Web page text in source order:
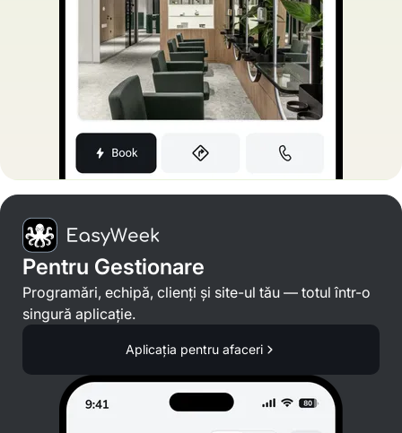
Pentru Gestionare
Programări, echipă, clienți și site-ul tău — totul într-o
singură aplicație.
Aplicația pentru afaceri